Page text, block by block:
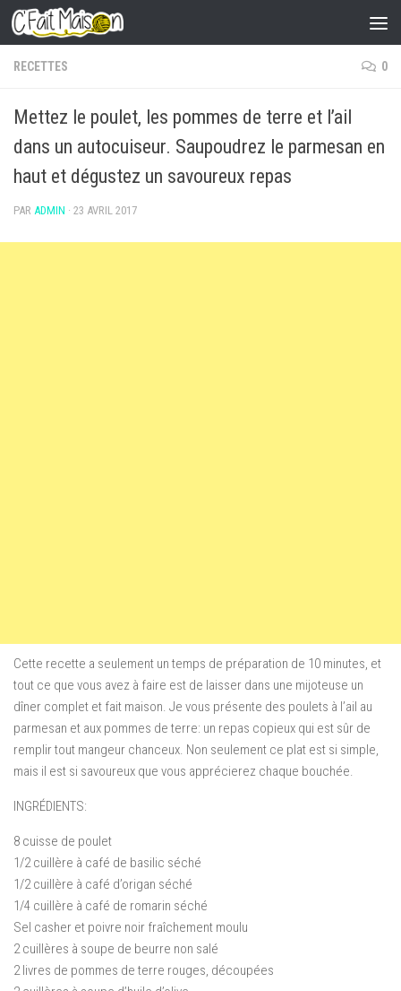
Skip to content
RECETTES 0
Mettez le poulet, les pommes de terre et l’ail
dans un autocuiseur. Saupoudrez le parmesan en
haut et dégustez un savoureux repas
PAR ADMIN · 23 AVRIL 2017
Cette recette a seulement un temps de préparation de 10 minutes, et
tout ce que vous avez à faire est de laisser dans une mijoteuse un
dîner complet et fait maison. Je vous présente des poulets à l’ail au
parmesan et aux pommes de terre: un repas copieux qui est sûr de
remplir tout mangeur chanceux. Non seulement ce plat est si simple,
mais il est si savoureux que vous apprécierez chaque bouchée.
INGRÉDIENTS:
8 cuisse de poulet
1/2 cuillère à café de basilic séché
1/2 cuillère à café d’origan séché
1/4 cuillère à café de romarin séché
Sel casher et poivre noir fraîchement moulu
2 cuillères à soupe de beurre non salé
2 livres de pommes de terre rouges, découpées